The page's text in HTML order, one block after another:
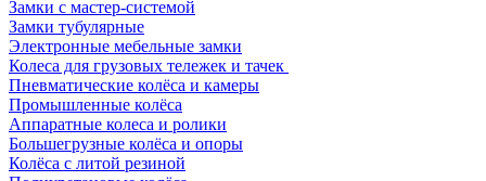
Замки с мастер-системой
Замки тубулярные
Электронные мебельные замки
Колеса для грузовых тележек и тачек
Пневматические колёса и камеры
Промышленные колёса
Аппаратные колеса и ролики
Большегрузные колёса и опоры
Колёса с литой резиной